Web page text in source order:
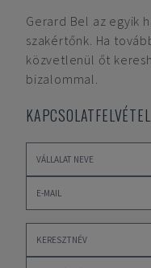
Gerard Bel az egyik
szakértőnk. Ha
közvetlenül őt
bizalommal.
KAPCSOLATFELVÉTEL